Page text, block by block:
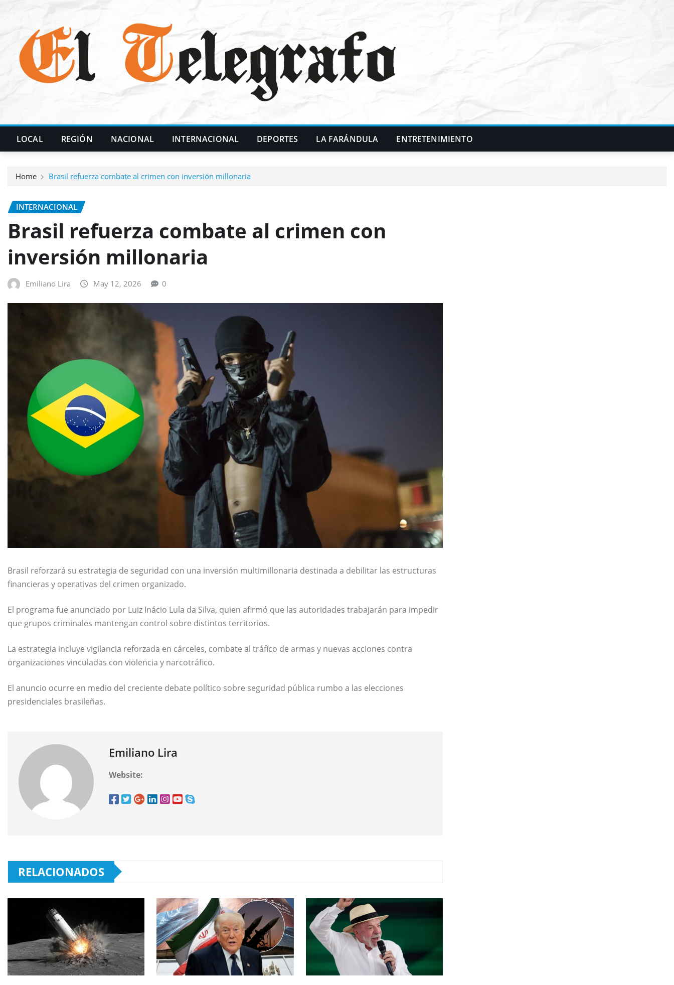
LOCAL REGIÓN NACIONAL INTERNACIONAL DEPORTES LA FARÁNDULA ENTRETENIMIENTO
Home Brasil refuerza combate al crimen con inversión millonaria
INTERNACIONAL
Brasil refuerza combate al crimen con
inversión millonaria
Emiliano Lira May 12, 2026 0
Brasil reforzará su estrategia de seguridad con una inversión multimillonaria destinada a debilitar las estructuras
financieras y operativas del crimen organizado.
El programa fue anunciado por Luiz Inácio Lula da Silva, quien afirmó que las autoridades trabajarán para impedir
que grupos criminales mantengan control sobre distintos territorios.
La estrategia incluye vigilancia reforzada en cárceles, combate al tráfico de armas y nuevas acciones contra
organizaciones vinculadas con violencia y narcotráfico.
El anuncio ocurre en medio del creciente debate político sobre seguridad pública rumbo a las elecciones
presidenciales brasileñas.
Emiliano Lira
Website:
RELACIONADOS